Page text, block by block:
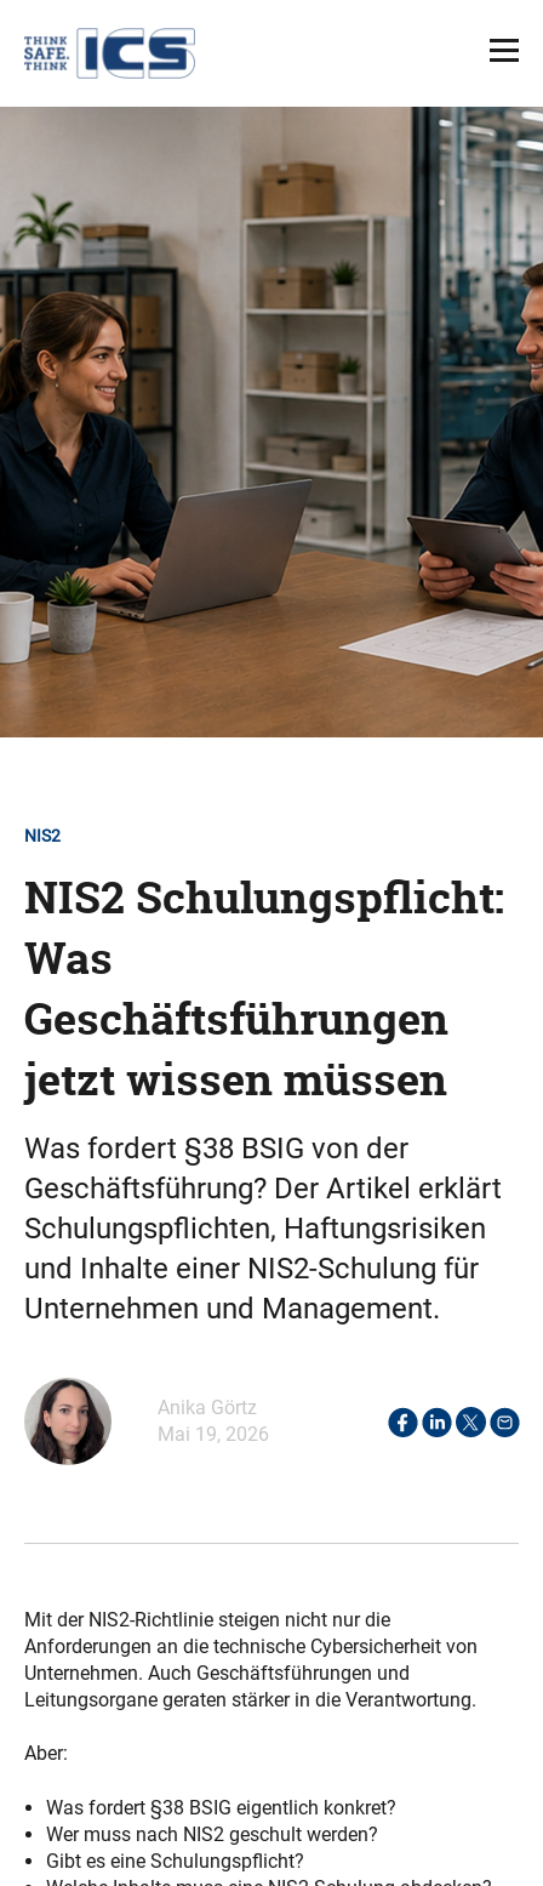
NIS2
NIS2 Schulungspflicht:
Was
Geschäftsführungen
jetzt wissen müssen
Was fordert §38 BSIG von der
Geschäftsführung? Der Artikel erklärt
Schulungspflichten, Haftungsrisiken
und Inhalte einer NIS2-Schulung für
Unternehmen und Management.
Anika Görtz
Mai 19, 2026
Mit der NIS2-Richtlinie steigen nicht nur die
Anforderungen an die technische Cybersicherheit von
Unternehmen. Auch Geschäftsführungen und
Leitungsorgane geraten stärker in die Verantwortung.
Aber:
Was fordert §38 BSIG eigentlich konkret?
Wer muss nach NIS2 geschult werden?
Gibt es eine Schulungspflicht?